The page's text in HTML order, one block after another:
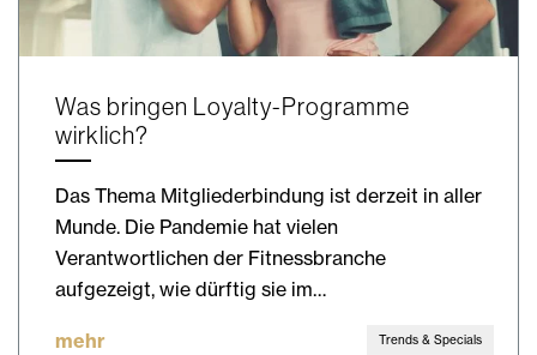
Was bringen Loyalty-Programme
wirklich?
Das Thema Mitgliederbindung ist derzeit in aller
Munde. Die Pandemie hat vielen
Verantwortlichen der Fitnessbranche
aufgezeigt, wie dürftig sie im…
mehr Trends & Specials